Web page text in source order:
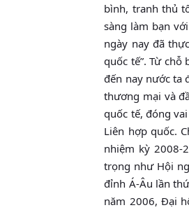
bình, tranh thủ
sàng làm bạn
ngày nay đã
quốc tế”. Từ
đến nay nước ta
thương mại và
quốc tế, đóng
Liên hợp quốc.
nhiệm kỳ 2008-
trọng như Hội
đỉnh Á-Âu lần
năm 2006, Đại